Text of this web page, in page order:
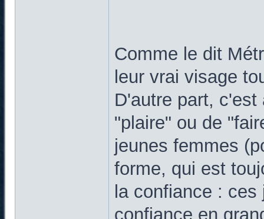
Comme le dit
leur vrai visage
D'autre part,
"plaire" ou de
jeunes femmes
forme, qui est
la confiance :
confiance en